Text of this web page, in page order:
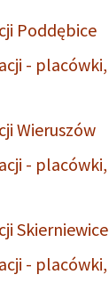
Poddębice
Wieruszów
Skierniewice